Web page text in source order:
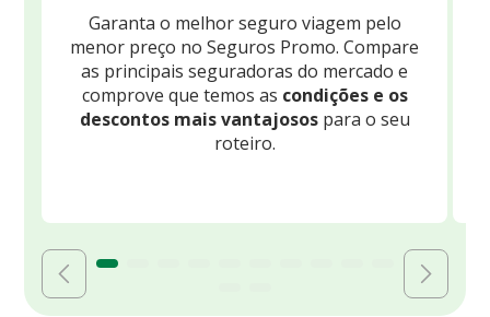
Garanta o melhor seguro viagem pelo
menor preço no Seguros Promo. Compare
as principais seguradoras do mercado e
comprove que temos as condições e os
descontos mais vantajosospara o seu
roteiro.